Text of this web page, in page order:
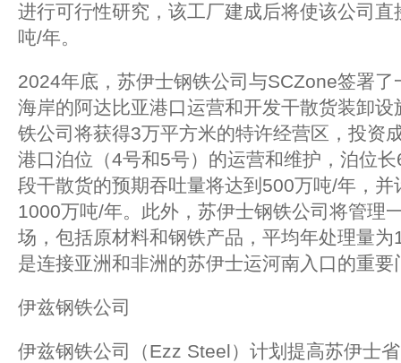
进行可行性研究，该工厂建成后将使该公司
吨/年。
2024年底，苏伊士钢铁公司与SCZone签署
海岸的阿达比亚港口运营和开发干散货装卸
铁公司将获得3万平方米的特许经营区，投资
港口泊位（4号和5号）的运营和维护，泊位
段干散货的预期吞吐量将达到500万吨/年，
1000万吨/年。此外，苏伊士钢铁公司将管理
场，包括原材料和钢铁产品，平均年处理量
是连接亚洲和非洲的苏伊士运河南入口的重要
伊兹钢铁公司
伊兹钢铁公司（Ezz Steel）计划提高苏伊士